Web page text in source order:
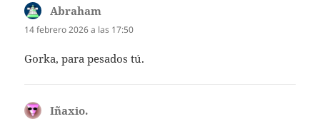
Abraham
14 febrero 2026 a las 17:50
Gorka, para pesados tú.
Iñaxio.